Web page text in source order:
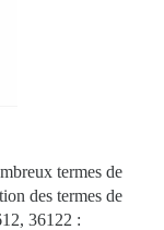
termes de
des termes de
36122 :